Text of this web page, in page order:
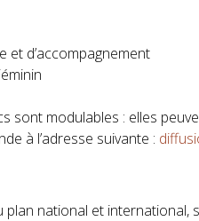
d’accompagnement
sont modulables : elles
à l’adresse suivante :
national et